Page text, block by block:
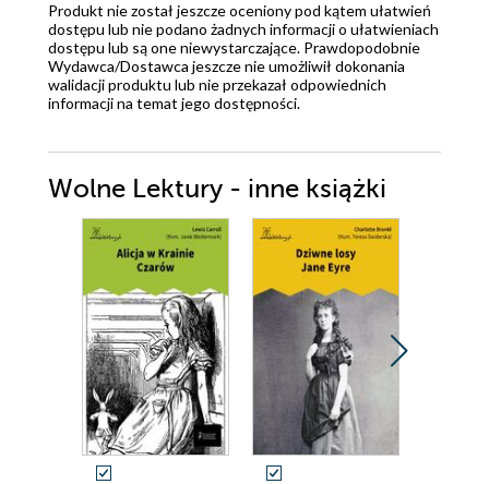
Produkt nie został jeszcze oceniony pod kątem ułatwień
dostępu lub nie podano żadnych informacji o ułatwieniach
dostępu lub są one niewystarczające. Prawdopodobnie
Wydawca/Dostawca jeszcze nie umożliwił dokonania
walidacji produktu lub nie przekazał odpowiednich
informacji na temat jego dostępności.
Wolne Lektury - inne książki